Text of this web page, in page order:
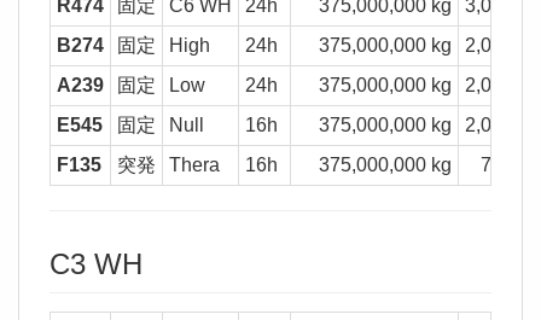
R474
固定 C6 WH 24h 375,000,000 kg
B274
固定 High 24h 375,000,000 kg
A239
固定 Low 24h 375,000,000 kg
E545
固定 Null 16h 375,000,000 kg
F135
突発 Thera 16h 375,000,000 kg
C3 WH